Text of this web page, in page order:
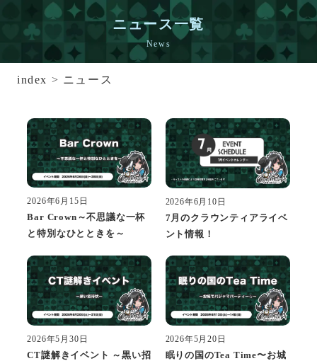
ニュース一覧
News
index > ニュース
2026年6月15日
Bar Crown～不思議な一杯
と特別なひとときを～
2026年6月10日
7月のクラウンティアライベ
ント情報！
2026年5月30日
CT謎解きイベント ～黒い招
2026年5月20日
眠りの国のTea Time〜お城